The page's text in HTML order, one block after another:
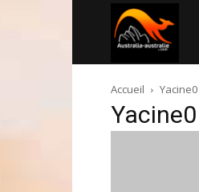
Accueil Yacine0
Yacine0